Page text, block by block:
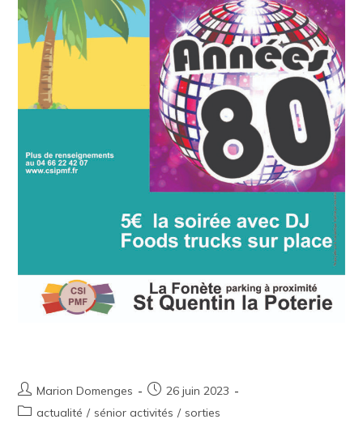
Marion Domenges
26 juin 2023
actualité / sénior activités / sorties